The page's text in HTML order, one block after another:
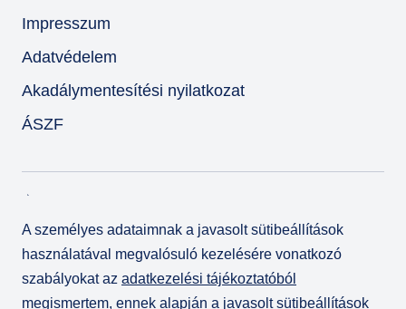
Impresszum
Adatvédelem
Akadálymentesítési nyilatkozat
ÁSZF
A személyes adataimnak a javasolt sütibeállítások
használatával megvalósuló kezelésére vonatkozó
szabályokat az adatkezelési tájékoztatóból
megismertem, ennek alapján a javasolt sütibeállítások